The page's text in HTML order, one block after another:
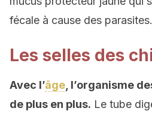
fécale à cause des parasites.
Les selles des
Avec l’âge , l’organisme
de plus en plus. Le tube